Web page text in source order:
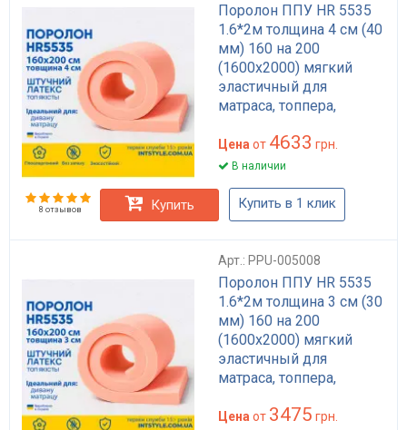
Поролон ППУ HR 5535
1.6*2м толщина 4 см (40
мм) 160 на 200
(1600х2000) мягкий
эластичный для
матраса, топпера,
Цена от 4633 грн.
В наличии
8 отзывов Купить Купить в 1 клик
Арт.: PPU-005008
Поролон ППУ HR 5535
1.6*2м толщина 3 см (30
мм) 160 на 200
(1600х2000) мягкий
эластичный для
матраса, топпера,
Цена от 3475 грн.